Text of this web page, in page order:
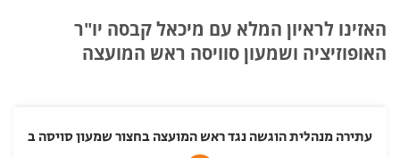
האזינו לראיון המלא עם מיכאל קבסה יו"ר
האופוזיציה ושמעון סוויסה ראש המועצה
עתירה מנהלית הוגשה נגד ראש המועצה בחצור שמעון סויסה